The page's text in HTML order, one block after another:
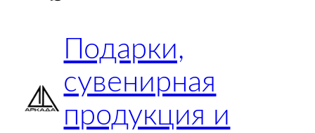
Подарки,
сувенирная
продукция и